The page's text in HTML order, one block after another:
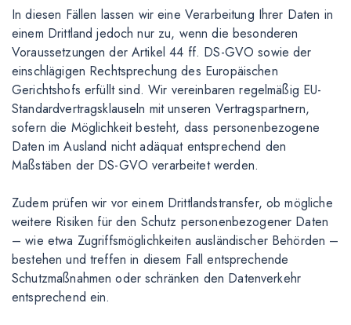
In diesen Fällen lassen wir eine Verarbeitung Ihrer Daten in
einem Drittland jedoch nur zu, wenn die besonderen
Voraussetzungen der Artikel 44 ff. DS-GVO sowie der
einschlägigen Rechtsprechung des Europäischen
Gerichtshofs erfüllt sind. Wir vereinbaren regelmäßig EU-
Standardvertragsklauseln mit unseren Vertragspartnern,
sofern die Möglichkeit besteht, dass personenbezogene
Daten im Ausland nicht adäquat entsprechend den
Maßstäben der DS-GVO verarbeitet werden.
Zudem prüfen wir vor einem Drittlandstransfer, ob mögliche
weitere Risiken für den Schutz personenbezogener Daten
– wie etwa Zugriffsmöglichkeiten ausländischer Behörden –
bestehen und treffen in diesem Fall entsprechende
Schutzmaßnahmen oder schränken den Datenverkehr
entsprechend ein.